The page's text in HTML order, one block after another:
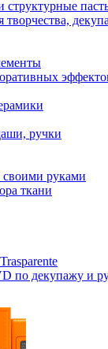
ручки
руками
ткани
по декупажу и